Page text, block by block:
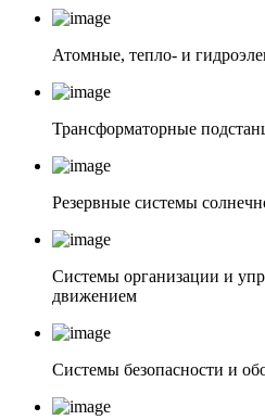
Атомные, тепло- и
Трансформаторные
Резервные системы
Системы организации и
движением
Системы безопасности и